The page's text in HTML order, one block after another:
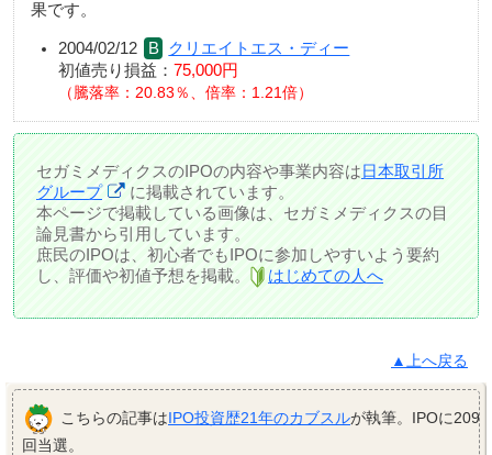
果です。
2004/02/12
クリエイトエス・ディー
初値売り損益： 75,000円
騰落率：20.83％、倍率：1.21倍
セガミメディクスのIPOの内容や事業内容は日本取引所
グループ
に掲載されています。
本ページで掲載している画像は、セガミメディクスの目
論見書から引用しています。
庶民のIPOは、初心者でもIPOに参加しやすいよう要約
し、評価や初値予想を掲載。
はじめての人へ
▲上へ戻る
こちらの記事はIPO投資歴21年のカブスルが執筆。IPOに209
回当選。